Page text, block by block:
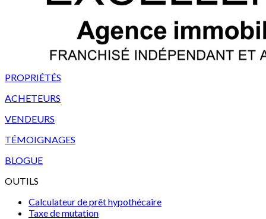
PROPRIÉTÉS
ACHETEURS
VENDEURS
TÉMOIGNAGES
BLOGUE
OUTILS
Calculateur de prêt hypothécaire
Taxe de mutation